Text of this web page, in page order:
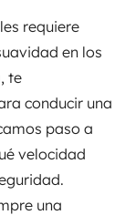
requiere
en los
te
conducir una
paso a
velocidad
una